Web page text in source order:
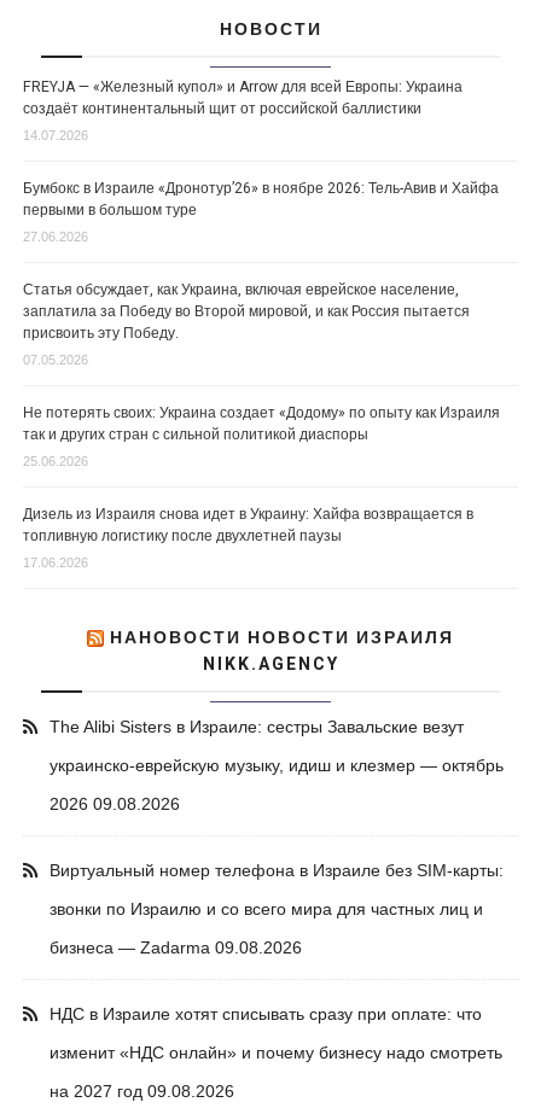
НОВОСТИ
FREYJA — «Железный купол» и Arrow для всей Европы: Украина
создаёт континентальный щит от российской баллистики
14.07.2026
Бумбокс в Израиле «Дронотур’26» в ноябре 2026: Тель-Авив и Хайфа
первыми в большом туре
27.06.2026
Статья обсуждает, как Украина, включая еврейское население,
заплатила за Победу во Второй мировой, и как Россия пытается
присвоить эту Победу.
07.05.2026
Не потерять своих: Украина создает «Додому» по опыту как Израиля
так и других стран с сильной политикой диаспоры
25.06.2026
Дизель из Израиля снова идет в Украину: Хайфа возвращается в
топливную логистику после двухлетней паузы
17.06.2026
НАНОВОСТИ НОВОСТИ ИЗРАИЛЯ
NIKK.AGENCY
The Alibi Sisters в Израиле: сестры Завальские везут
украинско-еврейскую музыку, идиш и клезмер — октябрь
2026 09.08.2026
Виртуальный номер телефона в Израиле без SIM-карты:
звонки по Израилю и со всего мира для частных лиц и
бизнеса — Zadarma 09.08.2026
НДС в Израиле хотят списывать сразу при оплате: что
изменит «НДС онлайн» и почему бизнесу надо смотреть
на 2027 год 09.08.2026